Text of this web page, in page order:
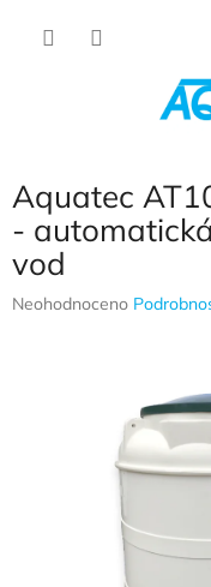
Aquatec
-
vod
Průměrné hodnocení
Neohodnoceno